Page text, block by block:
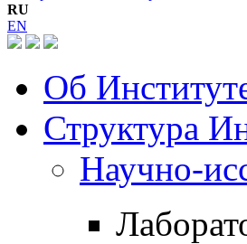
RU
EN
Об
Структура
Научно-